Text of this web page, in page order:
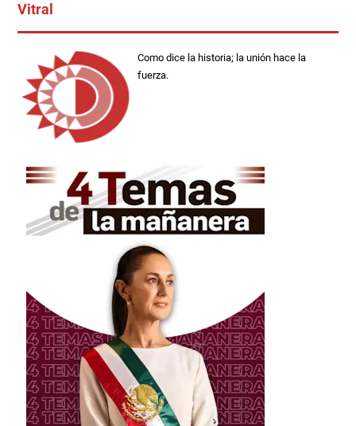
Vitral
Como dice la historia; la unión hace la
fuerza.